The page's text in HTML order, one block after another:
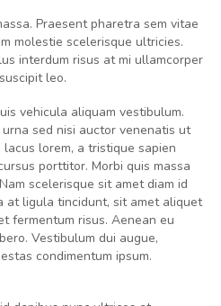
Praesent pharetra sem vitae
molestie scelerisque ultricies.
interdum risus at mi ullamcorper
leo.
vehicula aliquam vestibulum.
sed nisi auctor venenatis ut
lorem, a tristique sapien
porttitor. Morbi quis massa
scelerisque sit amet diam id
at ligula tincidunt, sit amet aliquet
fermentum risus. Aenean eu
Vestibulum dui augue,
condimentum ipsum.